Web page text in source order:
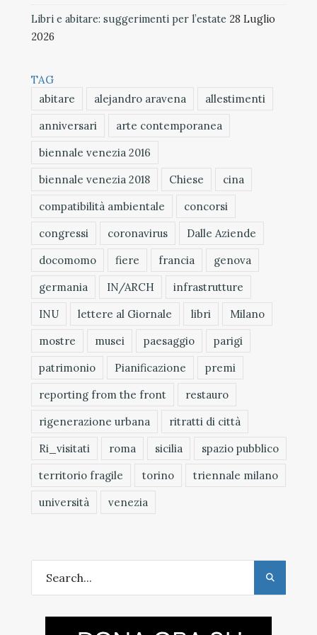
Libri e abitare: suggerimenti per l’estate 28 Luglio
2026
TAG
abitare
alejandro aravena
allestimenti
anniversari
arte contemporanea
biennale venezia 2016
biennale venezia 2018
Chiese
cina
compatibilità ambientale
concorsi
congressi
coronavirus
Dalle Aziende
docomomo
fiere francia
genova
germania
IN/ARCH
infrastrutture
INU
lettere al Giornale libri
Milano
mostre
musei paesaggio
parigi
patrimonio
Pianificazione
premi
reporting from the front
restauro
rigenerazione urbana
ritratti di città
Ri_visitati
roma sicilia
spazio pubblico
territorio fragile
torino
triennale milano
università
venezia